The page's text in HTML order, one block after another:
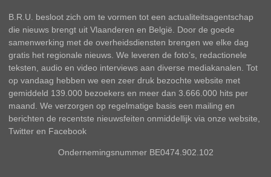
B.R.U. besloot zich om te vormen tot een actualiteitsagentschap
die nieuws brengt uit Vlaanderen en België. Door de goede
samenwerking met de overheidsdiensten brengen we elke dag
gratis het regionale nieuws. We leveren de foto’s, redactionele
teksten, audio en video interviews aan diverse mediakanalen. Tot
op vandaag hebben we een zeer druk bezochte website met
gemiddeld 139.000 bezoekers en meer dan 3.666.000 hits per
maand. We verzorgen op regelmatige basis een mailing en
berichten de recentste nieuwsfeiten onmiddellijk via onze website,
Twitter en Facebook
Ondernemingsnummer BE0474.902.102